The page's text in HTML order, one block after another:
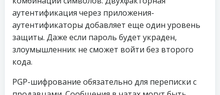
аутентификация через приложения-
аутентификаторы добавляет еще один уровень
защиты. Даже если пароль будет украден,
злоумышленник не сможет войти без второго
кода.
PGP-шифрование обязательно для переписки с